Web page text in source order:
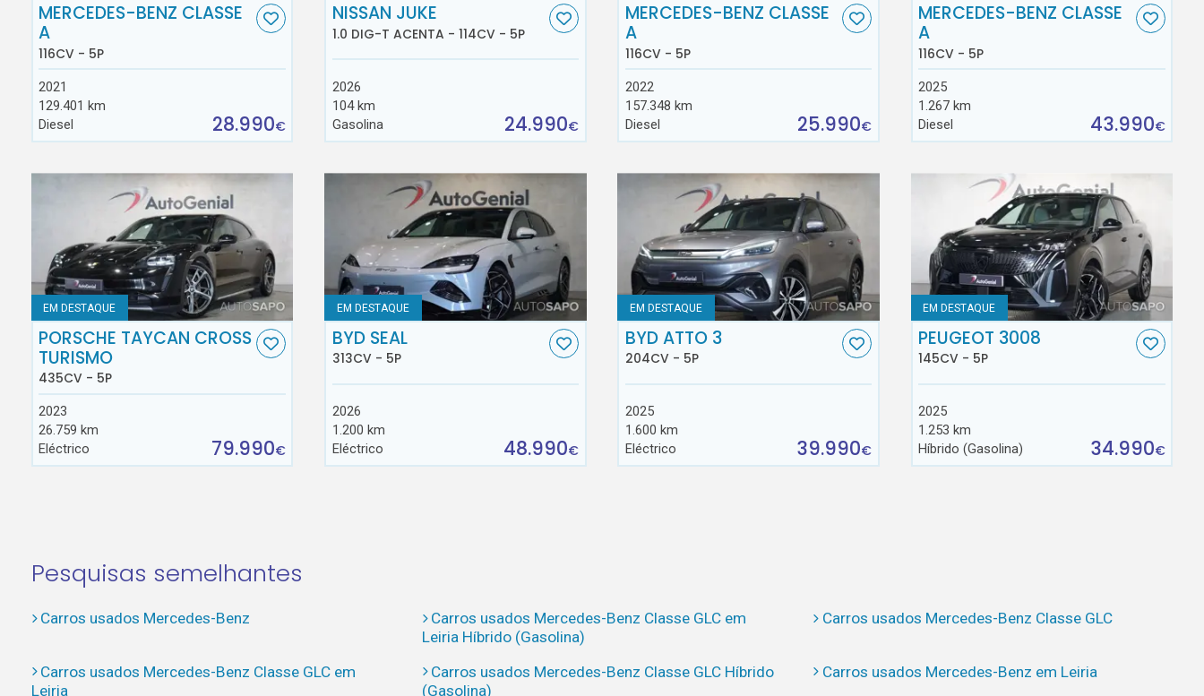
MERCEDES-BENZ CLASSE
A
116CV - 5P
2021
129.401 km
Diesel
28.990€
NISSAN JUKE
1.0 DIG-T ACENTA - 114CV - 5P
2026
104 km
Gasolina
24.990€
MERCEDES-BENZ CLASSE
A
116CV - 5P
2022
157.348 km
Diesel
25.990€
MERCEDES-BENZ CLASSE
A
116CV - 5P
2025
1.267 km
Diesel
43.990€
EM DESTAQUE
PORSCHE TAYCAN CROSS
TURISMO
435CV - 5P
2023
26.759 km
Eléctrico
79.990€
EM DESTAQUE
BYD SEAL
313CV - 5P
2026
1.200 km
Eléctrico
48.990€
EM DESTAQUE
BYD ATTO 3
204CV - 5P
2025
1.600 km
Eléctrico
39.990€
EM DESTAQUE
PEUGEOT 3008
145CV - 5P
2025
1.253 km
Híbrido (Gasolina)
34.990€
Pesquisas semelhantes
Carros usados Mercedes-Benz
Carros usados Mercedes-Benz Classe GLC em
Leiria Híbrido (Gasolina)
Carros usados Mercedes-Benz Classe GLC
Carros usados Mercedes-Benz Classe GLC em
Leiria
Carros usados Mercedes-Benz Classe GLC Híbrido
(Gasolina)
Carros usados Mercedes-Benz em Leiria